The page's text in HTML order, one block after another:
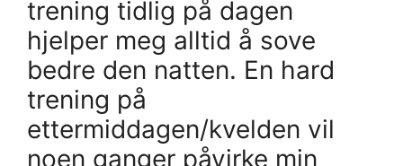
trening tidlig på dagen
hjelper meg alltid å sove
bedre den natten. En hard
trening på
ettermiddagen/kvelden vil
noen ganger påvirke min